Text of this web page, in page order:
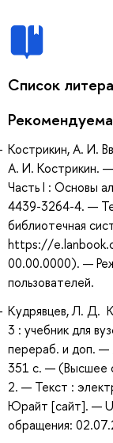
Список
Кострикин, А. И.
А. И. Кострикин.
Часть I : Основы
4439-3264-4. —
библиотечная
https://
00.00.0000). —
пользователей.
Кудрявцев, Л. Д.
3 : учебник для
перераб. и доп.
351 с. — (Высшее
2. — Текст :
Юрайт [сайт]. —
обращения: